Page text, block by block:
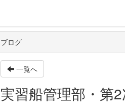
ブログ
一覧へ
実習船管理部・第